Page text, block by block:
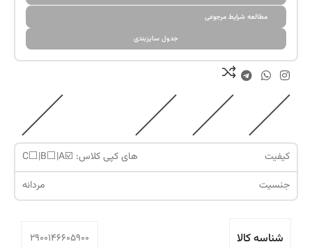
کیفیت
های کپی کلاس: ☑️C⬜️|B⬜️|A
جنسیت
مردانه
شناسه کالا 2900146605900
مطالعه شرایط مرجوعی
جدول سایزبندی